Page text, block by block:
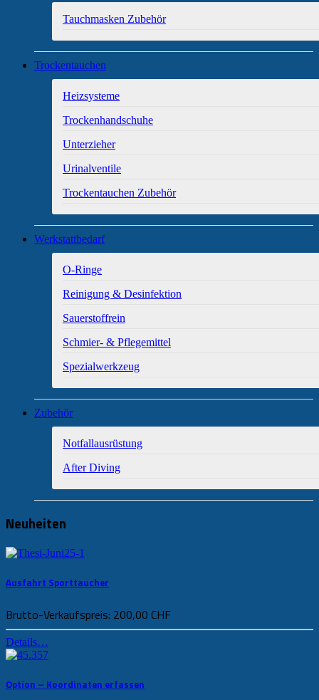
Tauchmasken Zubehör
Trockentauchen
Heizsysteme
Trockenhandschuhe
Unterzieher
Urinalventile
Trockentauchen Zubehör
Werkstattbedarf
O-Ringe
Reinigung & Desinfektion
Sauerstoffrein
Schmier- & Pflegemittel
Spezialwerkzeug
Zubehör
Notfallausrüstung
After Diving
Neuheiten
Ausfahrt Sporttaucher
Brutto-Verkaufspreis: 200,00 CHF
Details…
Option – Koordinaten erfassen